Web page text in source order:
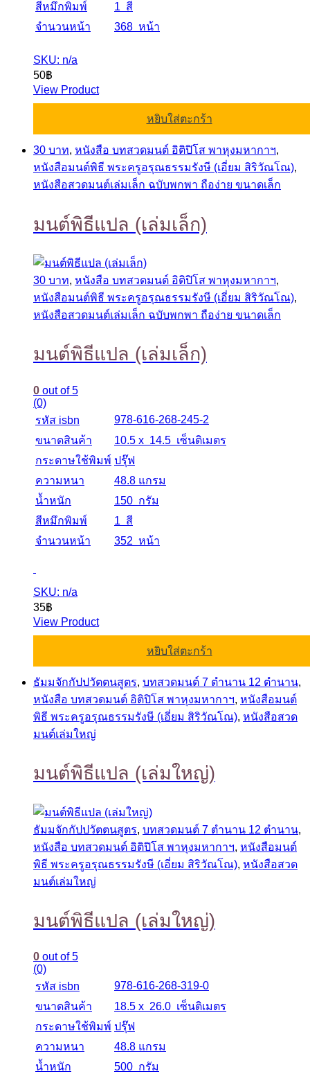
สีหมึกพิมพ์
1 สี
จำนวนหน้า
368 หน้า
SKU: n/a
50฿
View Product
หยิบใส่ตะกร้า
30 บาท, หนังสือ บทสวดมนต์ อิติปิโส พาหุงมหากาฯ,
หนังสือมนต์พิธี พระครูอรุณธรรมรังษี (เอี่ยม สิริวัณโณ),
หนังสือสวดมนต์เล่มเล็ก ฉบับพกพา ถือง่าย ขนาดเล็ก
มนต์พิธีแปล (เล่มเล็ก)
30 บาท, หนังสือ บทสวดมนต์ อิติปิโส พาหุงมหากาฯ,
หนังสือมนต์พิธี พระครูอรุณธรรมรังษี (เอี่ยม สิริวัณโณ),
หนังสือสวดมนต์เล่มเล็ก ฉบับพกพา ถือง่าย ขนาดเล็ก
มนต์พิธีแปล (เล่มเล็ก)
0 out of 5
(0)
รหัส isbn
978-616-268-245-2
ขนาดสินค้า
10.5 x 14.5 เซ็นติเมตร
กระดาษใช้พิมพ์ ปรุ๊ฟ
ความหนา
48.8 แกรม
น้ำหนัก
150 กรัม
สีหมึกพิมพ์
1 สี
จำนวนหน้า
352 หน้า
SKU: n/a
35฿
View Product
หยิบใส่ตะกร้า
ธัมมจักกัปปวัตตนสูตร, บทสวดมนต์ 7 ตำนาน 12 ตำนาน,
หนังสือ บทสวดมนต์ อิติปิโส พาหุงมหากาฯ, หนังสือมนต์
พิธี พระครูอรุณธรรมรังษี (เอี่ยม สิริวัณโณ), หนังสือสวด
มนต์เล่มใหญ่
มนต์พิธีแปล (เล่มใหญ่)
ธัมมจักกัปปวัตตนสูตร, บทสวดมนต์ 7 ตำนาน 12 ตำนาน,
หนังสือ บทสวดมนต์ อิติปิโส พาหุงมหากาฯ, หนังสือมนต์
พิธี พระครูอรุณธรรมรังษี (เอี่ยม สิริวัณโณ), หนังสือสวด
มนต์เล่มใหญ่
มนต์พิธีแปล (เล่มใหญ่)
0 out of 5
(0)
รหัส isbn
978-616-268-319-0
ขนาดสินค้า
18.5 x 26.0 เซ็นติเมตร
กระดาษใช้พิมพ์ ปรุ๊ฟ
ความหนา
48.8 แกรม
น้ำหนัก
500 กรัม